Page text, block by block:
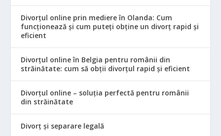
Divorțul online prin mediere în Olanda: Cum
funcționează și cum puteți obține un divorț rapid și
eficient
Divorțul online în Belgia pentru românii din
străinătate: cum să obții divorțul rapid și eficient
Divorțul online – soluția perfectă pentru românii
din străinătate
Divorț și separare legală